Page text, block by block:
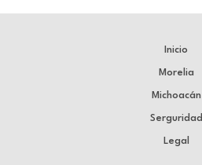
Inicio
Morelia
Michoacán
Serguridad
Legal